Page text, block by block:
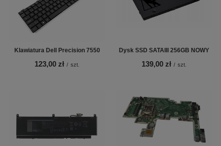
Klawiatura Dell Precision 7550
123,00 zł / szt.
Dysk SSD SATAIII 256GB NOWY
139,00 zł / szt.